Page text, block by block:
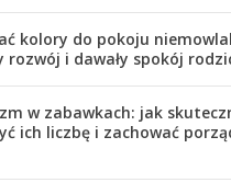
kolory do pokoju
rozwój i dawały spokój
w zabawkach: jak
ich liczbę i zachować